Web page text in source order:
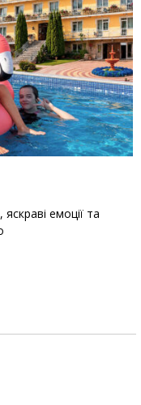
емоції та